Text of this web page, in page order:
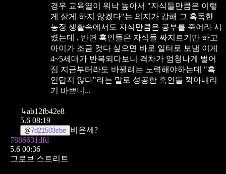
경우 교육열이 워낙 높아서 "자식들만큼은 이렇
게 살게 하지 않겠다"는 의지가 강해 그 혹독한
농장 생활속에서도 자식만큼은 공부를 죽어라 시
켰는데 , 반면 흑인들은 자식들 싸지르기만 하고
아이가 조금 컷다 싶으면 바로 일터로 보냄 이게
4~5세대가 반복되다보니 격차가 엄청나게 벌어
짐 지금부터라도 바뀔려는 노력해야하는데 "흑
인답지 않다"라는 말로 성공한 흑인들 깍아내리
기 바쁘니...
↳ab12fb42e8
5.6 08:19
@7d21503cbe 비욘세?
7886631dfd
5.6 00:36
그로브 스트리트